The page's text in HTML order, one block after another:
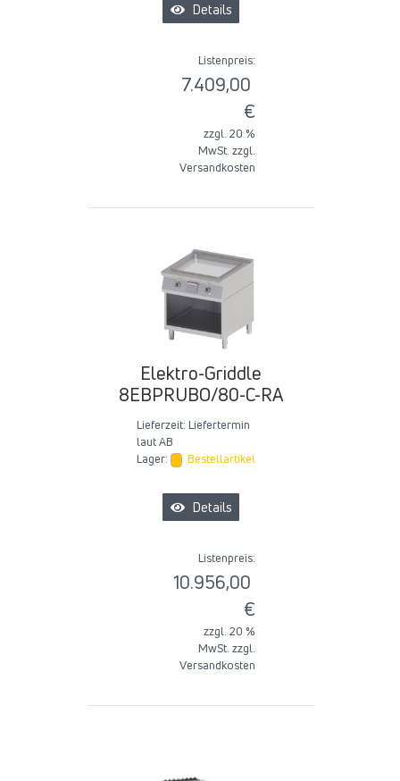
Details
Listenpreis:
7.409,00
€
zzgl. 20 %
MwSt. zzgl.
Versandkosten
Elektro-Griddle
8EBPRUBO/80-C-RA
Lieferzeit: Liefertermin
laut AB
Lager:
Bestellartikel
Details
Listenpreis:
10.956,00
€
zzgl. 20 %
MwSt. zzgl.
Versandkosten